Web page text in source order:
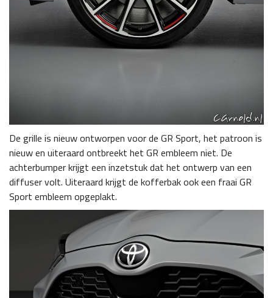
De grille is nieuw ontworpen voor de GR Sport, het patroon is
nieuw en uiteraard ontbreekt het GR embleem niet. De
achterbumper krijgt een inzetstuk dat het ontwerp van een
diffuser volt. Uiteraard krijgt de kofferbak ook een fraai GR
Sport embleem opgeplakt.